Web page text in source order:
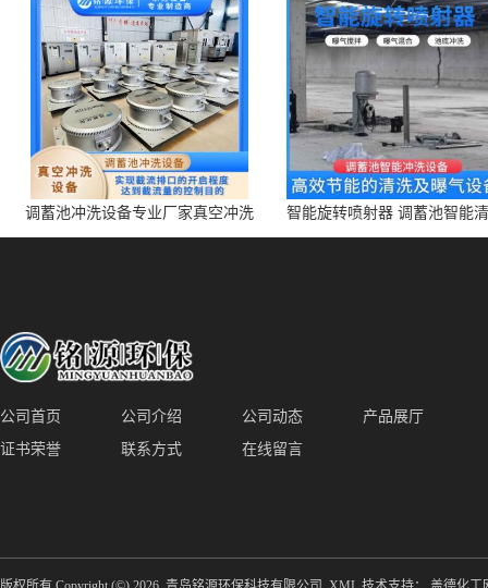
调蓄池冲洗设备专业厂家真空冲洗
装置厂家青岛铭源环保减少堵塞设
智能旋转喷射器 调蓄池智能
点对点面对面旋转清洗
公司首页 公司介绍 公司动态
产品展厅
证书荣誉
联系方式 在线留言